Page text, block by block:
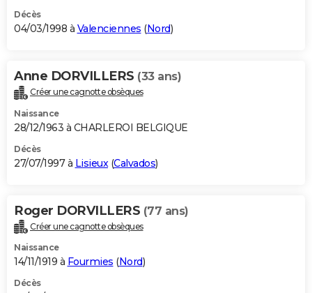
Décès
04/03/1998 à Valenciennes (Nord)
Anne DORVILLERS (33 ans)
Créer une cagnotte obsèques
Naissance
28/12/1963 à CHARLEROI BELGIQUE
Décès
27/07/1997 à Lisieux (Calvados)
Roger DORVILLERS (77 ans)
Créer une cagnotte obsèques
Naissance
14/11/1919 à Fourmies (Nord)
Décès